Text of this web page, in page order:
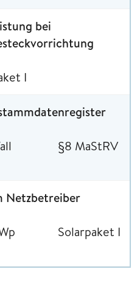
bei
I
§8 MaStRV
Netzbetreiber
Solarpaket I